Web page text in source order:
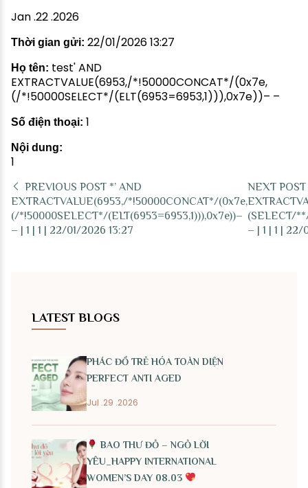
Jan .22 .2026
Thời gian gửi: 22/01/2026 13:27
Họ tên: test' AND
EXTRACTVALUE(6953,/*!50000CONCAT*/(0x7e,
(/*!50000SELECT*/(ELT(6953=6953,1))),0x7e))– –
Số điện thoại: 1
Nội dung:
1
PREVIOUS POST *’ AND
EXTRACTVALUE(6953,/*!50000CONCAT*/(0x7e,
(/*!50000SELECT*/(ELT(6953=6953,1))),0x7e))–
– | 1 | 1 | 22/01/2026 13:27
NEXT POST
(SELECT/**/
– | 1 | 1 | 22/
LATEST BLOGS
PHÁC ĐỒ TRẺ HÓA TOÀN DIỆN
PERFECT ANTI AGED
Jul .29 .2026
BAO THƯ ĐỎ – NGỎ LỜI
YÊU_HAPPY INTERNATIONAL
WOMEN’S DAY 08.03